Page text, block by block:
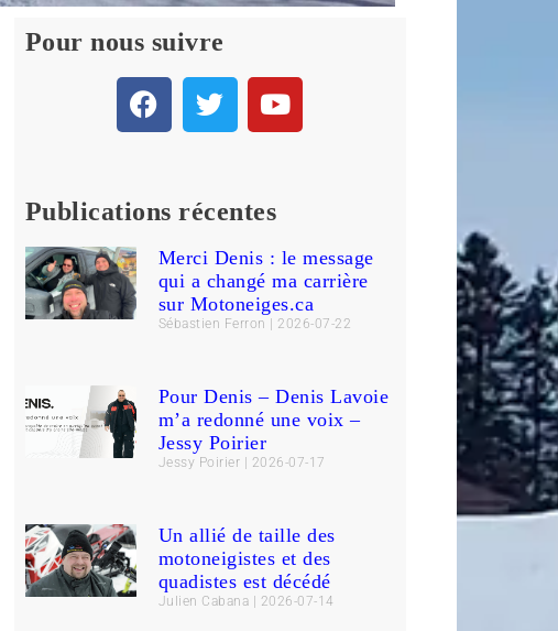
Pour nous suivre
Publications récentes
Merci Denis : le message
qui a changé ma carrière
sur Motoneiges.ca
Sébastien Ferron 2026-07-22
Pour Denis – Denis Lavoie
m’a redonné une voix –
Jessy Poirier
Jessy Poirier 2026-07-17
Un allié de taille des
motoneigistes et des
quadistes est décédé
Julien Cabana 2026-07-14